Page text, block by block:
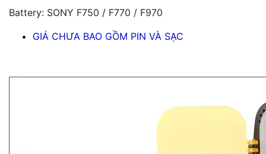
Battery: SONY F750 / F770 / F970
GIÁ CHƯA BAO GỒM PIN VÀ SẠC